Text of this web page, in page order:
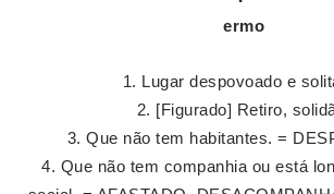
ermo
Lugar despovoado e
[Figurado] Retiro,
Que não tem habitantes. =
Que não tem companhia ou está